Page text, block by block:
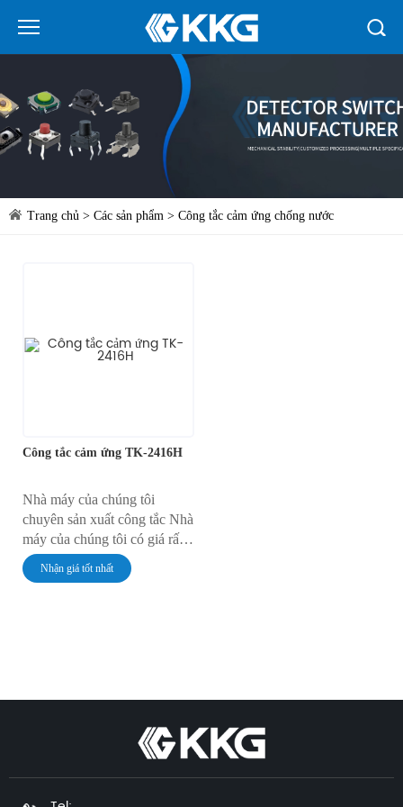
Trang chủ > Các sản phẩm > Công tắc cảm ứng chống nước
Công tắc cảm ứng TK-2416H
Nhà máy của chúng tôi
chuyên sản xuất công tắc Nhà
máy của chúng tôi có giá rất
rẻ Nhà máy của chúng tôi có
chất lượng rất đáng tin cậy
Nhận giá tốt nhất